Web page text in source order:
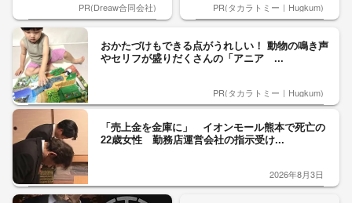
PR(Dreaw合同会社) PR(タカラトミー｜Hugkum)
おかたづけもできる点がうれしい！ 動物の鳴き声
やセリフが盛りだくさんの「アニア ...
PR(タカラトミー｜Hugkum)
「売上金を金庫に」 イオンモール熊本で死亡の
22歳女性 勤務店運営会社の指示受け...
2026年8月3日